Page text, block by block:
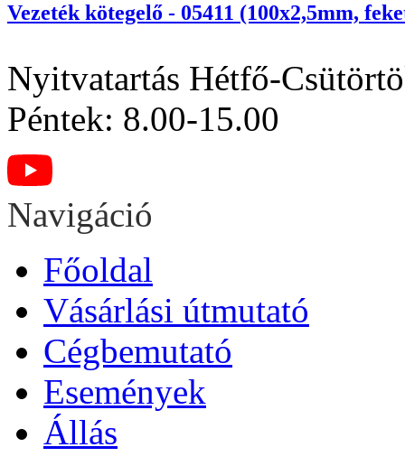
Vezeték kötegelő - 05411 (100x2,5mm,
Nyitvatartás Hétfő-
Péntek: 8.00-15.00
Navigáció
Főoldal
Vásárlási útmutató
Cégbemutató
Események
Állás